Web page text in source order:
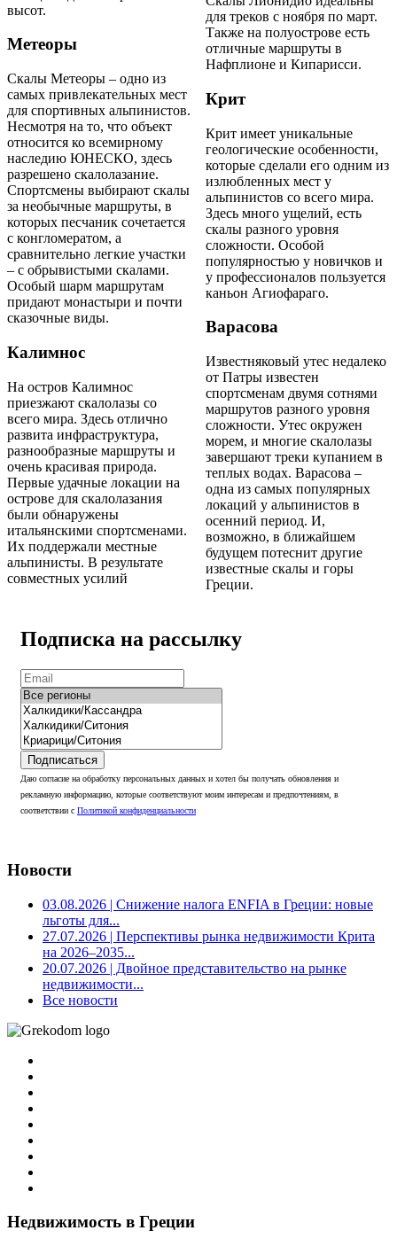
высот.
Метеоры
Скалы Метеоры – одно из
самых привлекательных мест
для спортивных альпинистов.
Несмотря на то, что объект
относится ко всемирному
наследию ЮНЕСКО, здесь
разрешено скалолазание.
Спортсмены выбирают скалы
за необычные маршруты, в
которых песчаник сочетается
с конгломератом, а
сравнительно легкие участки
– с обрывистыми скалами.
Особый шарм маршрутам
придают монастыри и почти
сказочные виды.
Калимнос
На остров Калимнос
приезжают скалолазы со
всего мира. Здесь отлично
развита инфраструктура,
разнообразные маршруты и
очень красивая природа.
Первые удачные локации на
острове для скалолазания
были обнаружены
итальянскими спортсменами.
Их поддержали местные
альпинисты. В результате
совместных усилий
для треков с ноября по март.
Также на полуострове есть
отличные маршруты в
Нафплионе и Кипарисси.
Крит
Крит имеет уникальные
геологические особенности,
которые сделали его одним из
излюбленных мест у
альпинистов со всего мира.
Здесь много ущелий, есть
скалы разного уровня
сложности. Особой
популярностью у новичков и
у профессионалов пользуется
каньон Агиофараго.
Варасова
Известняковый утес недалеко
от Патры известен
спортсменам двумя сотнями
маршрутов разного уровня
сложности. Утес окружен
морем, и многие скалолазы
завершают треки купанием в
теплых водах. Варасова –
одна из самых популярных
локаций у альпинистов в
осенний период. И,
возможно, в ближайшем
будущем потеснит другие
известные скалы и горы
Греции.
Подписка на рассылку
Подписаться
Даю согласие на обработку персональных данных и хотел бы получать обновления и
рекламную информацию, которые соответствуют моим интересам и предпочтениям, в
соответствии с Политикой конфиденциальности
Новости
03.08.2026 | Снижение налога ENFIA в Греции: новые
льготы для...
27.07.2026 | Перспективы рынка недвижимости Крита
на 2026–2035...
20.07.2026 | Двойное представительство на рынке
недвижимости...
Все новости
Недвижимость в Греции